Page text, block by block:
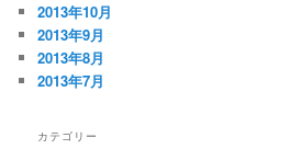
2013年10月
2013年9月
2013年8月
2013年7月
カテゴリー